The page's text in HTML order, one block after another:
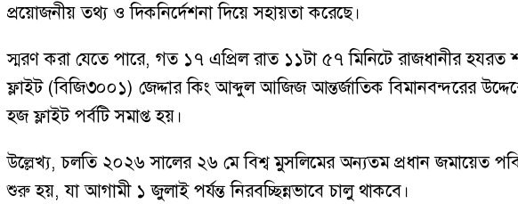
প্রয়োজনীয় তথ্য ও দিকনির্দেশনা দিয়ে সহায়তা করেছে।
স্মরণ করা যেতে পারে, গত ১৭ এপ্রিল রাত ১১টা ৫৭ মিনিটে রাজধানীর হযরত
ফ্লাইট (বিজি৩০০১) জেদ্দার কিং আব্দুল আজিজ আন্তর্জাতিক বিমানবন্দরের
হজ ফ্লাইট পর্বটি সমাপ্ত হয়।
উল্লেখ্য, চলতি ২০২৬ সালের ২৬ মে বিশ্ব মুসলিমের অন্যতম প্রধান জমায়েত
শুরু হয়, যা আগামী ১ জুলাই পর্যন্ত নিরবচ্ছিন্নভাবে চালু থাকবে।